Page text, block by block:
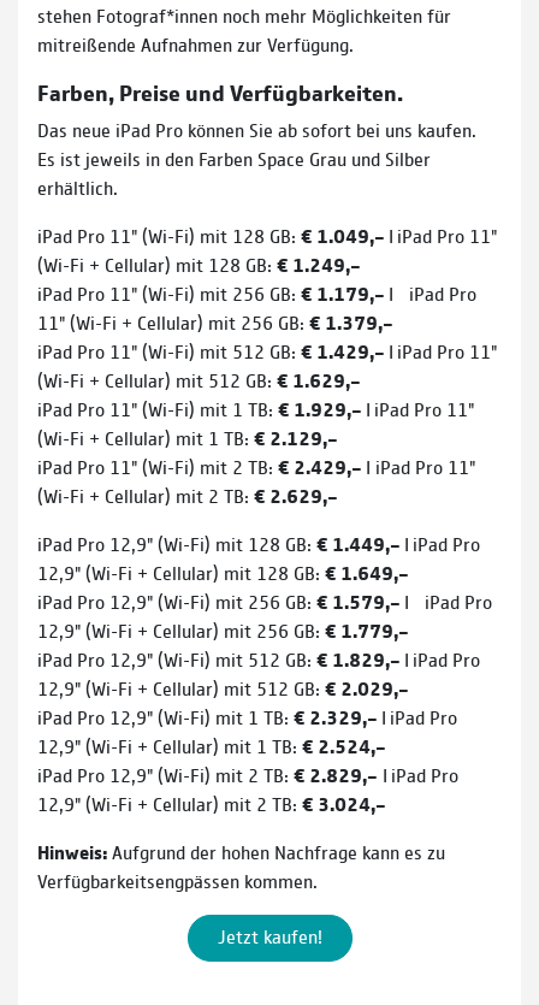
stehen Fotograf*innen noch mehr Möglichkeiten für
mitreißende Aufnahmen zur Verfügung.
Farben, Preise und Verfügbarkeiten.
Das neue iPad Pro können Sie ab sofort bei uns kaufen.
Es ist jeweils in den Farben Space Grau und Silber
erhältlich.
iPad Pro 11" (Wi-Fi) mit 128 GB: € 1.049,– I iPad Pro 11"
(Wi-Fi + Cellular) mit 128 GB: € 1.249,–
iPad Pro 11" (Wi-Fi) mit 256 GB: € 1.179,– I
iPad Pro
11" (Wi-Fi + Cellular) mit 256 GB: € 1.379,–
iPad Pro 11" (Wi-Fi) mit 512 GB: € 1.429,– I iPad Pro 11"
(Wi-Fi + Cellular) mit 512 GB: € 1.629,–
iPad Pro 11" (Wi-Fi) mit 1 TB: € 1.929,– I iPad Pro 11"
(Wi-Fi + Cellular) mit 1 TB: € 2.129,–
iPad Pro 11" (Wi-Fi) mit 2 TB: € 2.429,– I iPad Pro 11"
(Wi-Fi + Cellular) mit 2 TB: € 2.629,–
iPad Pro 12,9" (Wi-Fi) mit 128 GB: € 1.449,– I iPad Pro
12,9" (Wi-Fi + Cellular) mit 128 GB: € 1.649,–
iPad Pro 12,9" (Wi-Fi) mit 256 GB: € 1.579,– I
iPad Pro
12,9" (Wi-Fi + Cellular) mit 256 GB: € 1.779,–
iPad Pro 12,9" (Wi-Fi) mit 512 GB: € 1.829,– I iPad Pro
12,9" (Wi-Fi + Cellular) mit 512 GB: € 2.029,–
iPad Pro 12,9" (Wi-Fi) mit 1 TB: € 2.329,– I iPad Pro
12,9" (Wi-Fi + Cellular) mit 1 TB: € 2.524,–
iPad Pro 12,9" (Wi-Fi) mit 2 TB: € 2.829,– I iPad Pro
12,9" (Wi-Fi + Cellular) mit 2 TB: € 3.024,–
Hinweis:Aufgrund der hohen Nachfrage kann es zu
Verfügbarkeitsengpässen kommen.
Jetzt kaufen!